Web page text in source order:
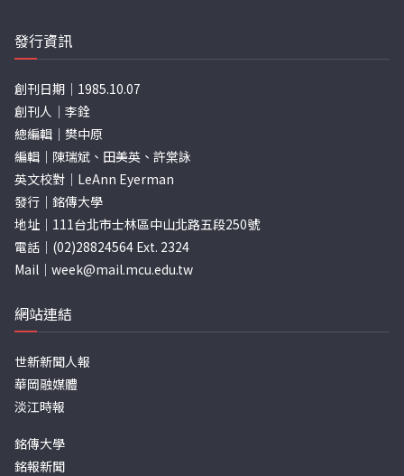
發行資訊
創刊日期｜1985.10.07
創刊人｜李銓
總編輯｜樊中原
編輯｜陳瑞斌、田美英、許棠詠
英文校對｜LeAnn Eyerman
發行｜銘傳大學
地址｜111台北市士林區中山北路五段250號
電話｜(02)28824564 Ext. 2324
Mail｜ week@mail.mcu.edu.tw
網站連結
世新新聞人報
華岡融媒體
淡江時報
銘傳大學
銘報新聞